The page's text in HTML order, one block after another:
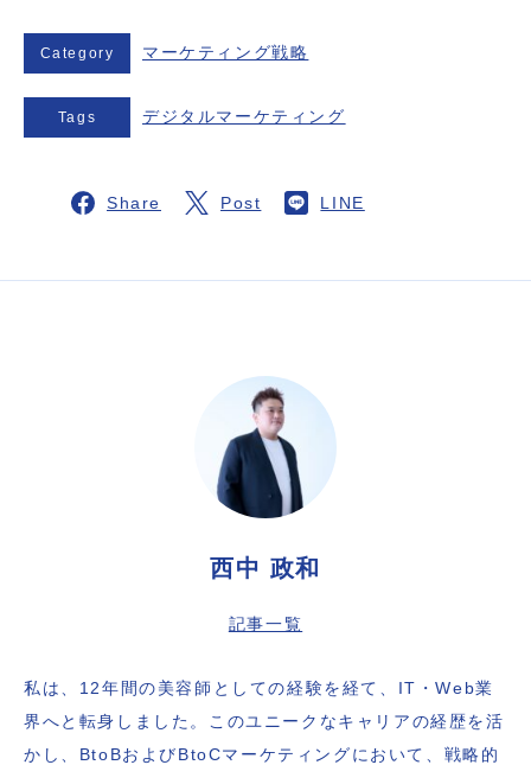
Category マーケティング戦略
Tags デジタルマーケティング
Share Post LINE
西中 政和
記事一覧
私は、12年間の美容師としての経験を経て、IT・Web業
界へと転身しました。このユニークなキャリアの経歴を活
かし、BtoBおよびBtoCマーケティングにおいて、戦略的